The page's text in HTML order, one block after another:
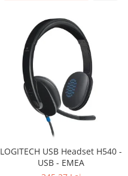
LOGITECH USB Headset H540 -
USB - EMEA